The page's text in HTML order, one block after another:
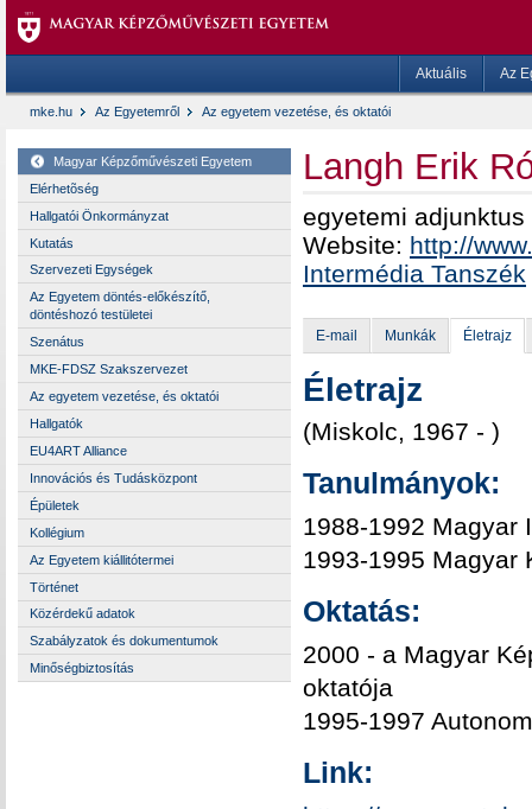
Aktuális Az
mke.hu Az Egyetemről Az egyetem vezetése, és oktatói
Magyar Képzőművészeti Egyetem
Elérhetõség
Hallgatói Önkormányzat
Kutatás
Szervezeti Egységek
Az Egyetem döntés-előkészítő,
döntéshozó testületei
Szenátus
MKE-FDSZ Szakszervezet
Az egyetem vezetése, és oktatói
Hallgatók
EU4ART Alliance
Innovációs és Tudásközpont
Épületek
Kollégium
Az Egyetem kiállitótermei
Történet
Közérdekű adatok
Szabályzatok és dokumentumok
Minőségbiztosítás
Langh Erik
egyetemi adjunktus
Website: http://
Intermédia Tanszék
E-mail Munkák Életrajz
Életrajz
(Miskolc, 1967 - )
Tanulmányok:
1988-1992 Magyar
1993-1995 Magyar
Oktatás:
2000 - a Magyar
oktatója
1995-1997
Link: